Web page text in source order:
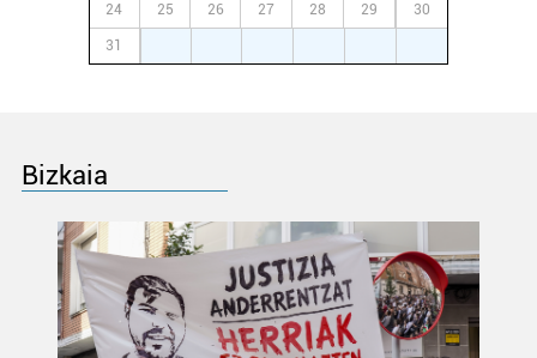
24 25 26 27 28 29 30
31
Bizkaia